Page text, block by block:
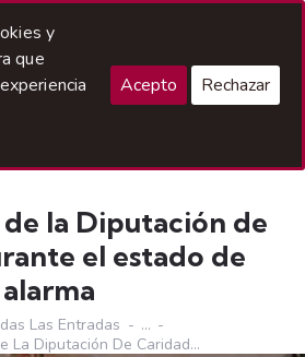
la Diputación de
el estado de
alarma
Las Entradas
...
La Diputación De Caridad...
y
que
Acepto Rechazar